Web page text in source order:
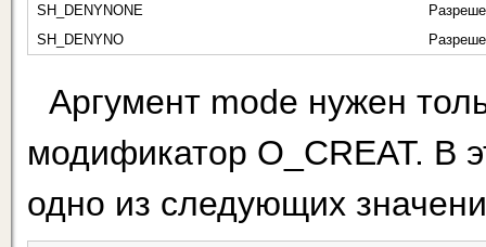
SH_DENYNONE
SH_DENYNO
Аргумент mode нужен
модификатор O_CREAT. В
одно из следующих